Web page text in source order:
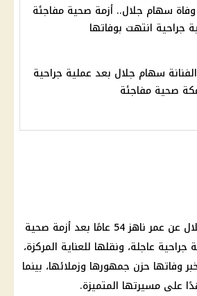
سهام جلال.. أزمة صحية مفاجئة
جراحية انتهت بوفاتها
سهام جلال بعد عملية جراحية
صحية مفاجئة
ناهز 54 عامًا بعد
أزمة صحية
جراحية عاجلة، ونقلها للعناية المركزة،
وفاتها حزن جمهورها وزملائها، بينما
على مسيرتها المتميزة.